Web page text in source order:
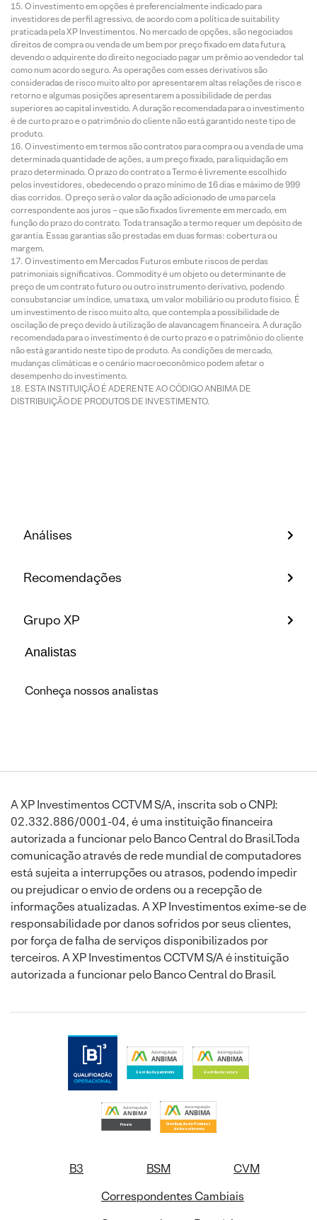
O investimento em opções é preferencialmente indicado para
investidores de perfil agressivo, de acordo com a política de suitability
praticada pela XP Investimentos. No mercado de opções, são negociados
direitos de compra ou venda de um bem por preço fixado em data futura,
devendo o adquirente do direito negociado pagar um prêmio ao vendedor tal
como num acordo seguro. As operações com esses derivativos são
consideradas de risco muito alto por apresentarem altas relações de risco e
retorno e algumas posições apresentarem a possibilidade de perdas
superiores ao capital investido. A duração recomendada para o investimento
é de curto prazo e o patrimônio do cliente não está garantido neste tipo de
produto.
O investimento em termos são contratos para compra ou a venda de uma
determinada quantidade de ações, a um preço fixado, para liquidação em
prazo determinado. O prazo do contrato a Termo é livremente escolhido
pelos investidores, obedecendo o prazo mínimo de 16 dias e máximo de 999
dias corridos. O preço será o valor da ação adicionado de uma parcela
correspondente aos juros – que são fixados livremente em mercado, em
função do prazo do contrato. Toda transação a termo requer um depósito de
garantia. Essas garantias são prestadas em duas formas: cobertura ou
margem.
O investimento em Mercados Futuros embute riscos de perdas
patrimoniais significativos. Commodity é um objeto ou determinante de
preço de um contrato futuro ou outro instrumento derivativo, podendo
consubstanciar um índice, uma taxa, um valor mobiliário ou produto físico. É
um investimento de risco muito alto, que contempla a possibilidade de
oscilação de preço devido à utilização de alavancagem financeira. A duração
recomendada para o investimento é de curto prazo e o patrimônio do cliente
não está garantido neste tipo de produto. As condições de mercado,
mudanças climáticas e o cenário macroeconômico podem afetar o
desempenho do investimento.
ESTA INSTITUIÇÃO É ADERENTE AO CÓDIGO ANBIMA DE
DISTRIBUIÇÃO DE PRODUTOS DE INVESTIMENTO.
Análises
Recomendações
Grupo XP
Analistas
Conheça nossos analistas
A XP Investimentos CCTVM S/A, inscrita sob o CNPJ:
02.332.886/0001-04, é uma instituição financeira
autorizada a funcionar pelo Banco Central do Brasil.Toda
comunicação através de rede mundial de computadores
está sujeita a interrupções ou atrasos, podendo impedir
ou prejudicar o envio de ordens ou a recepção de
informações atualizadas. A XP Investimentos exime-se de
responsabilidade por danos sofridos por seus clientes,
por força de falha de serviços disponibilizados por
terceiros. A XP Investimentos CCTVM S/A é instituição
autorizada a funcionar pelo Banco Central do Brasil.
B3 BSM
CVM
Correspondentes Cambiais